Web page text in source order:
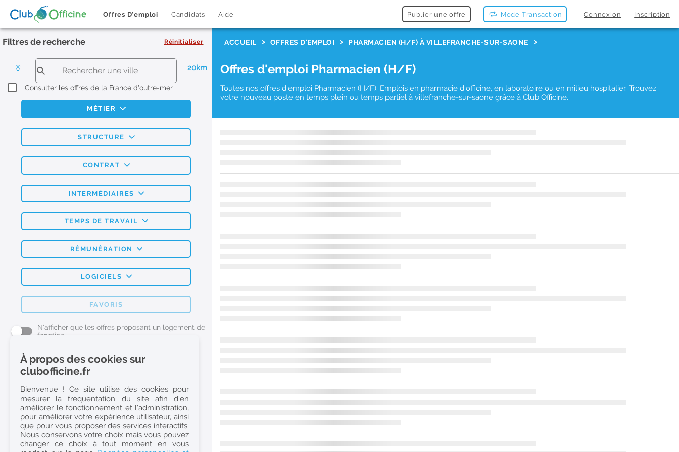
Offres D'emploi Candidats Aide Publier une offre Mode Transaction Connexion Inscription
Filtres de recherche Réinitialiser
20km
Consulter les offres de la France d'outre-mer
MÉTIER
STRUCTURE
CONTRAT
INTERMÉDIAIRES
TEMPS DE TRAVAIL
RÉMUNÉRATION
LOGICIELS
FAVORIS
N'afficher que les offres proposant un logement de
fonction
L'emploi Pharmacie par métier
Pharmacien (H/F)
Préparateur en Pharmacie (H/F)
Etudiant en Pharmacie (H/F)
Etudiant en Pharmacie 6e année validée (H/F)
Conseiller Dermo Cosmetique - Esthéticienne (H/F)
ACCUEIL OFFRES D'EMPLOI PHARMACIEN (H/F) À VILLEFRANCHE-SUR-SAONE
Offres d'emploi Pharmacien (H/F)
Toutes nos offres d'emploi Pharmacien (H/F). Emplois en pharmacie d'officine, en laboratoire ou en milieu hospitalier. Trouvez
votre nouveau poste en temps plein ou temps partiel à villefranche-sur-saone grâce à Club Officine.
À propos des cookies sur
clubofficine.fr
Bienvenue ! Ce site utilise des cookies pour
mesurer la fréquentation du site afin d’en
améliorer le fonctionnement et l’administration,
pour améliorer votre expérience utilisateur, ainsi
que pour vous proposer des services interactifs.
Nous conservons votre choix mais vous pouvez
changer ce choix à tout moment en vous